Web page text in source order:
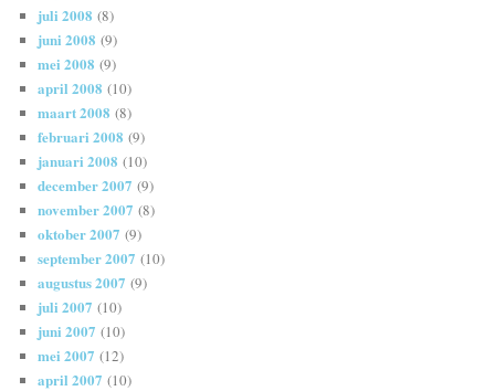
juli 2008 (8)
juni 2008 (9)
mei 2008 (9)
april 2008 (10)
maart 2008 (8)
februari 2008 (9)
januari 2008 (10)
december 2007 (9)
november 2007 (8)
oktober 2007 (9)
september 2007 (10)
augustus 2007 (9)
juli 2007 (10)
juni 2007 (10)
mei 2007 (12)
april 2007 (10)